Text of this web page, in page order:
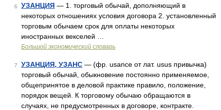
6 УЗАНЦИЯ — 1. торговый обычай, дополняющий в
некоторых отношениях условия договора 2. установленный
торговым обычаем срок для оплаты некоторых
иностранных векселей …
Большой экономический словарь
7 УЗАНЦИЯ, УЗАНС — (фр. usance от лат. usus привычка)
торговый обычай, обыкновение постоянно применяемое,
общепринятое в деловой практике правило, положение,
порядок вещей. К торговому обычаю обращаются в
случаях, не предусмотренных в договоре, контракте.